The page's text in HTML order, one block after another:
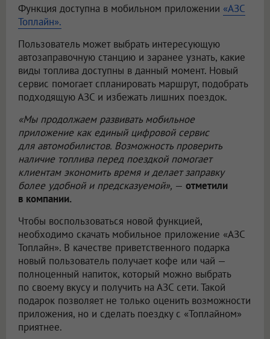
Функция доступна в мобильном приложении «АЗС
Топлайн».
Пользователь может выбрать интересующую
автозаправочную станцию и заранее узнать, какие
виды топлива доступны в данный момент. Новый
сервис помогает спланировать маршрут, подобрать
подходящую АЗС и избежать лишних поездок.
«Мы продолжаем развивать мобильное
приложение как единый цифровой сервис
для автомобилистов. Возможность проверить
наличие топлива перед поездкой помогает
клиентам экономить время и делает заправку
более удобной и предсказуемой», — отметили
в компании.
Чтобы воспользоваться новой функцией,
необходимо скачать мобильное приложение «АЗС
Топлайн». В качестве приветственного подарка
новый пользователь получает кофе или чай —
полноценный напиток, который можно выбрать
по своему вкусу и получить на АЗС сети. Такой
подарок позволяет не только оценить возможности
приложения, но и сделать поездку с «Топлайном»
приятнее.